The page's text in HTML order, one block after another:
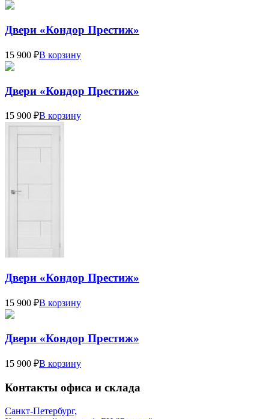
Двери «Кондор Престиж»
15 900 ₽В корзину
Двери «Кондор Престиж»
15 900 ₽В корзину
Двери «Кондор Престиж»
15 900 ₽В корзину
Двери «Кондор Престиж»
15 900 ₽В корзину
Контакты офиса и склада
Санкт-Петербург,